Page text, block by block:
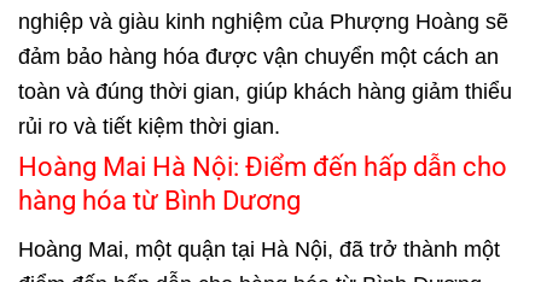
nghiệp và giàu kinh nghiệm của Phượng Hoàng sẽ
đảm bảo hàng hóa được vận chuyển một cách an
toàn và đúng thời gian, giúp khách hàng giảm thiểu
rủi ro và tiết kiệm thời gian.
Hoàng Mai Hà Nội: Điểm đến hấp dẫn cho
hàng hóa từ Bình Dương
Hoàng Mai, một quận tại Hà Nội, đã trở thành một